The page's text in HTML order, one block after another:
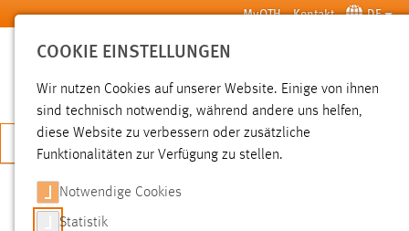
Zum Hauptinhalt springen MyOTH Kontakt DE
SUCHE
JETZT BEWERBEN
SUCHE
COOKIE EINSTELLUNGEN
Wir nutzen Cookies auf unserer Website. Einige von ihnen
sind technisch notwendig, während andere uns helfen,
diese Website zu verbessern oder zusätzliche
Funktionalitäten zur Verfügung zu stellen.
Notwendige Cookies
Statistik